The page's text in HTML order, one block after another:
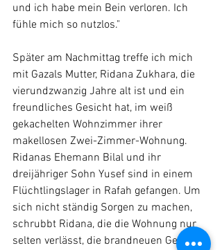
und ich habe mein Bein verloren. Ich
fühle mich so nutzlos."
Später am Nachmittag treffe ich mich
mit Gazals Mutter, Ridana Zukhara, die
vierundzwanzig Jahre alt ist und ein
freundliches Gesicht hat, im weiß
gekachelten Wohnzimmer ihrer
makellosen Zwei-Zimmer-Wohnung.
Ridanas Ehemann Bilal und ihr
dreijähriger Sohn Yusef sind in einem
Flüchtlingslager in Rafah gefangen. Um
sich nicht ständig Sorgen zu machen,
schrubbt Ridana, die die Wohnung nur
selten verlässt, die brandneuen Geräte